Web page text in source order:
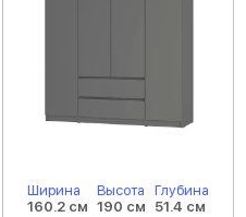
Ширина
160.2 см
Высота
190 см
Глубина
51.4 см